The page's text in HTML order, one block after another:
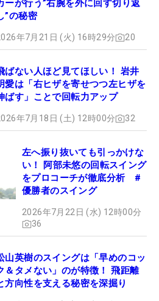
ーが行う”右腕を外に回す切り返
”の秘密
年7月21日 (火) 16時29分 20
ばない人ほど見てほしい！ 岩井
愛は「右ヒザを寄せつつ左ヒザを
ばす」ことで回転力アップ
年7月18日 (土) 12時00分 32
左へ振り抜いても引っかけな
い！ 阿部未悠の回転スイング
をプロコーチが徹底分析 #
優勝者のスイング
2026年7月22日 (水) 12時00分
36
山英樹のスイングは「早めのコッ
＆タメない」のが特徴！ 飛距離
方向性を支える秘密を深掘り